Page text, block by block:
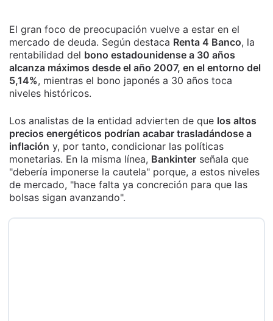
El gran foco de preocupación vuelve a estar en el
mercado de deuda. Según destaca Renta 4 Banco, la
rentabilidad del bono estadounidense a 30 años
alcanza máximos desde el año 2007, en el entorno del
5,14%, mientras el bono japonés a 30 años toca
niveles históricos.
Los analistas de la entidad advierten de que los altos
precios energéticos podrían acabar trasladándose a
inflación y, por tanto, condicionar las políticas
monetarias. En la misma línea, Bankinter señala que
"debería imponerse la cautela" porque, a estos niveles
de mercado, "hace falta ya concreción para que las
bolsas sigan avanzando".